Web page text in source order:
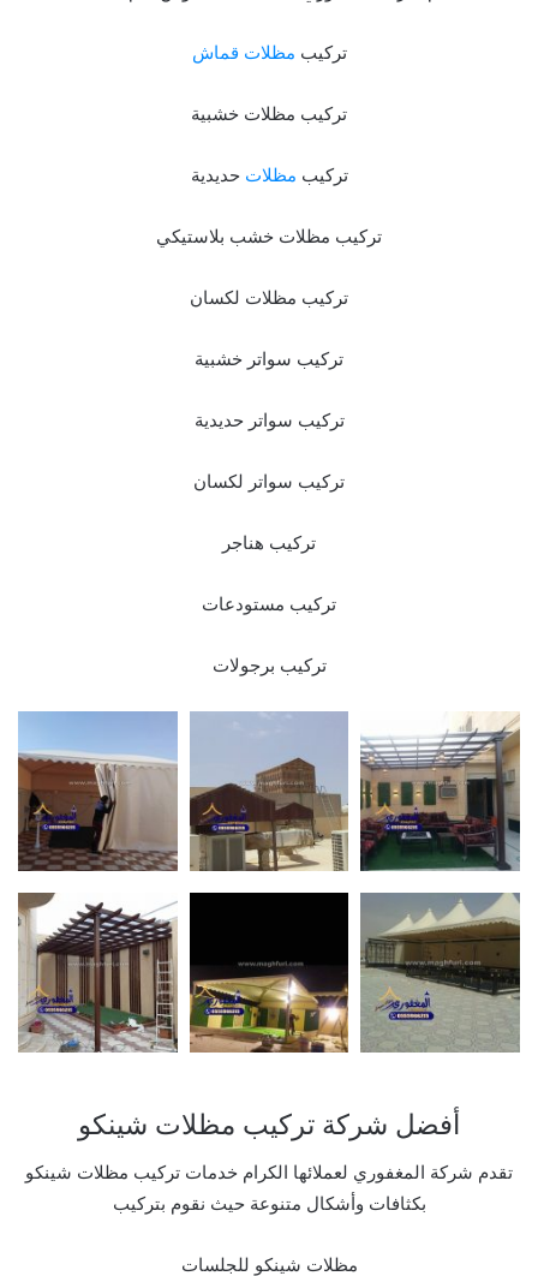
تركيب مظلات قماش
تركيب مظلات خشبية
تركيب مظلات حديدية
تركيب مظلات خشب بلاستيكي
تركيب مظلات لكسان
تركيب سواتر خشبية
تركيب سواتر حديدية
تركيب سواتر لكسان
تركيب هناجر
تركيب مستودعات
تركيب برجولات
أفضل شركة تركيب مظلات شينكو
تقدم شركة المغفوري لعملائها الكرام خدمات تركيب مظلات شينكو
بكثافات وأشكال متنوعة حيث نقوم بتركيب
مظلات شينكو للجلسات